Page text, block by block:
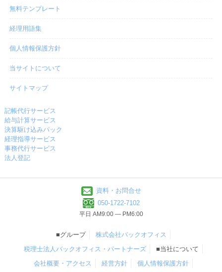
無料テンプレート
経理用語集
個人情報保護方針
当サイトについて
サイトマップ
記帳代行サービス
給与計算サービス
決算駆け込みパック
経理指導サービス
事務代行サービス
法人登記
資料・お問合せ
050-1722-7102
平日 AM9:00 ― PM6:00
■グループ
株式会社バックオフィス
税理士法人バックオフィス・パートナーズ
■当社について
会社概要・アクセス
経営方針 個人情報保護方針